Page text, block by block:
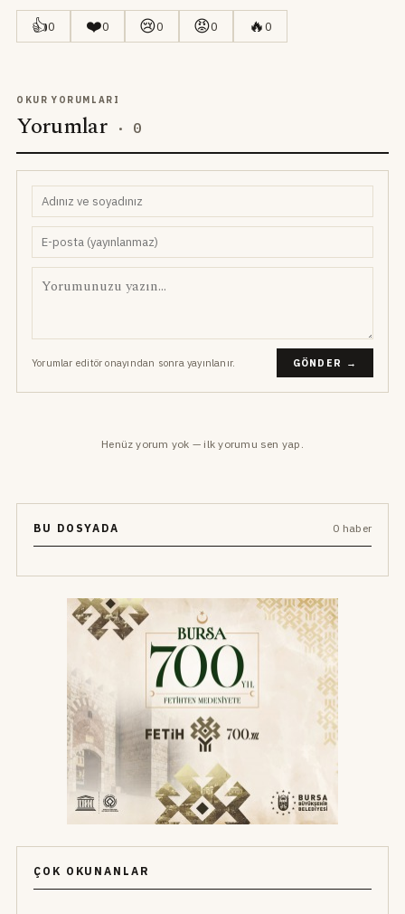
👍0 ❤️0 😢0 😡0 🔥0
OKUR YORUMLARI
Yorumlar · 0
Yorumlar editör onayından sonra yayınlanır. GÖNDER →
Henüz yorum yok — ilk yorumu sen yap.
BU DOSYADA 0 haber
ÇOK OKUNANLAR